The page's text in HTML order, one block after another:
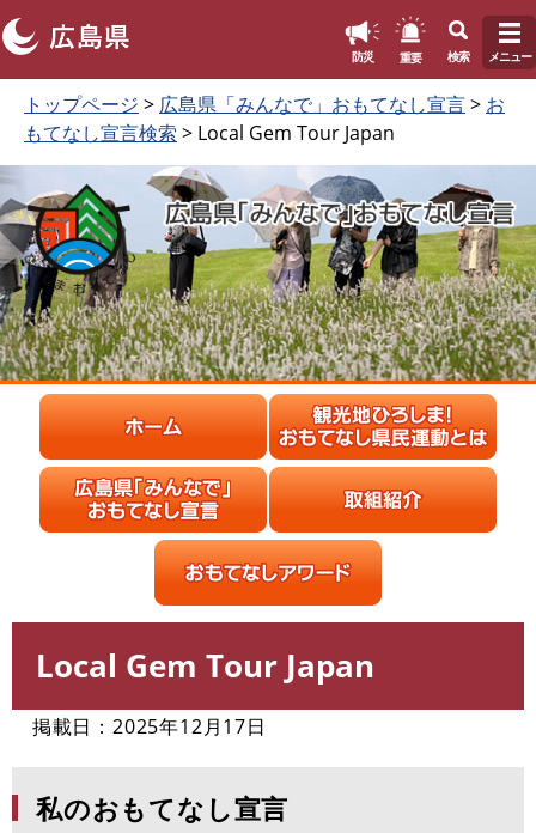
ペ
の
先
頭
で
す
。
本
読
む
防災 重要 検索 メニュー
トップページ > 広島県「みんなで」おもてなし宣言> お
もてなし宣言検索 > Local Gem Tour Japan
Local Gem Tour Japan
掲載日：2025年12月17日
私のおもてなし宣言